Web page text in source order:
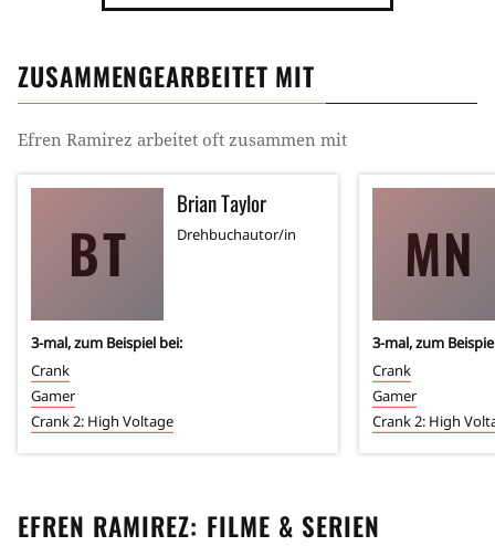
ZUSAMMENGEARBEITET MIT
Efren Ramirez arbeitet oft zusammen mit
BT
Brian Taylor
Drehbuchautor/in
3-mal, zum Beispiel bei:
Crank
Gamer
Crank 2: High Voltage
MN
3-mal, zum
Crank
Gamer
Crank 2: High
EFREN RAMIREZ: FILME & SERIEN